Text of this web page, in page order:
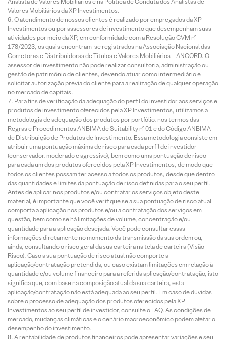
Valores Mobiliários da XP Investimentos.
O atendimento de nossos clientes é realizado por empregados da XP
Investimentos ou por assessores de investimento que desempenham suas
atividades por meio da XP, em conformidade com a Resolução CVM nº
178/2023, os quais encontram-se registrados na Associação Nacional das
Corretoras e Distribuidoras de Títulos e Valores Mobiliários – ANCORD. O
assessor de investimento não pode realizar consultoria, administração ou
gestão de patrimônio de clientes, devendo atuar como intermediário e
solicitar autorização prévia do cliente para a realização de qualquer operação
no mercado de capitais.
Para fins de verificação da adequação do perfil do investidor aos serviços e
produtos de investimento oferecidos pela XP Investimentos, utilizamos a
metodologia de adequação dos produtos por portfólio, nos termos das
Regras e Procedimentos ANBIMA de Suitability nº 01 e do Código ANBIMA
de Distribuição de Produtos de Investimento. Essa metodologia consiste em
atribuir uma pontuação máxima de risco para cada perfil de investidor
(conservador, moderado e agressivo), bem como uma pontuação de risco
para cada um dos produtos oferecidos pela XP Investimentos, de modo que
todos os clientes possam ter acesso a todos os produtos, desde que dentro
das quantidades e limites da pontuação de risco definidas para o seu perfil.
Antes de aplicar nos produtos e/ou contratar os serviços objeto deste
material, é importante que você verifique se a sua pontuação de risco atual
comporta a aplicação nos produtos e/ou a contratação dos serviços em
questão, bem como se há limitações de volume, concentração e/ou
quantidade para a aplicação desejada. Você pode consultar essas
informações diretamente no momento da transmissão da sua ordem ou,
ainda, consultando o risco geral da sua carteira na tela de carteira (Visão
Risco). Caso a sua pontuação de risco atual não comporte a
aplicação/contratação pretendida, ou caso existam limitações em relação à
quantidade e/ou volume financeiro para a referida aplicação/contratação, isto
significa que, com base na composição atual da sua carteira, esta
aplicação/contratação não está adequada ao seu perfil. Em caso de dúvidas
sobre o processo de adequação dos produtos oferecidos pela XP
Investimentos ao seu perfil de investidor, consulte o FAQ. As condições de
mercado, mudanças climáticas e o cenário macroeconômico podem afetar o
desempenho do investimento.
A rentabilidade de produtos financeiros pode apresentar variações e seu